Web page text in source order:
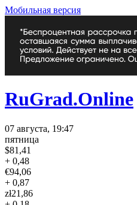
Мобильная версия
RuGrad.Online
07 августа, 19:47
пятница
$81,41
+ 0,48
€94,06
+ 0,87
zł21,86